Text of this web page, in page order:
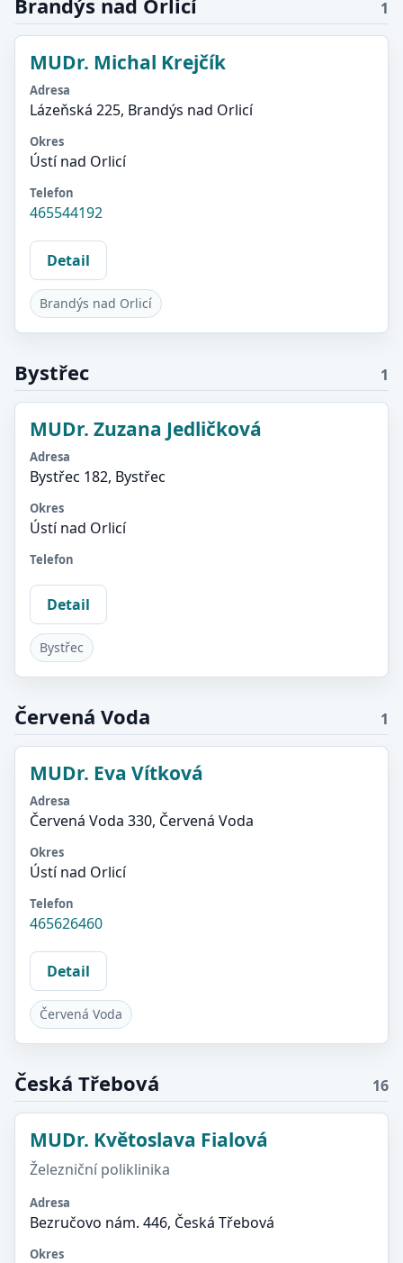
Brandýs nad Orlicí 1
MUDr. Michal Krejčík
Adresa
Lázeňská 225, Brandýs nad Orlicí
Okres
Ústí nad Orlicí
Telefon
465544192
Detail
Brandýs nad Orlicí
Bystřec 1
MUDr. Zuzana Jedličková
Adresa
Bystřec 182, Bystřec
Okres
Ústí nad Orlicí
Telefon
Detail
Bystřec
Červená Voda 1
MUDr. Eva Vítková
Adresa
Červená Voda 330, Červená Voda
Okres
Ústí nad Orlicí
Telefon
465626460
Detail
Červená Voda
Česká Třebová 16
MUDr. Květoslava Fialová
Železniční poliklinika
Adresa
Bezručovo nám. 446, Česká Třebová
Okres